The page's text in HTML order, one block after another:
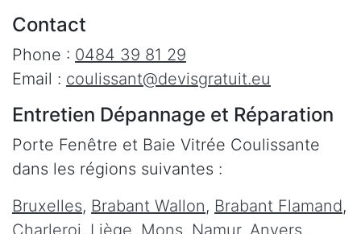
Contact
Phone : 0484 39 81 29
Email : coulissant@devisgratuit.eu
Entretien Dépannage et Réparation
Porte Fenêtre et Baie Vitrée Coulissante
dans les régions suivantes :
Bruxelles, Brabant Wallon, Brabant Flamand,